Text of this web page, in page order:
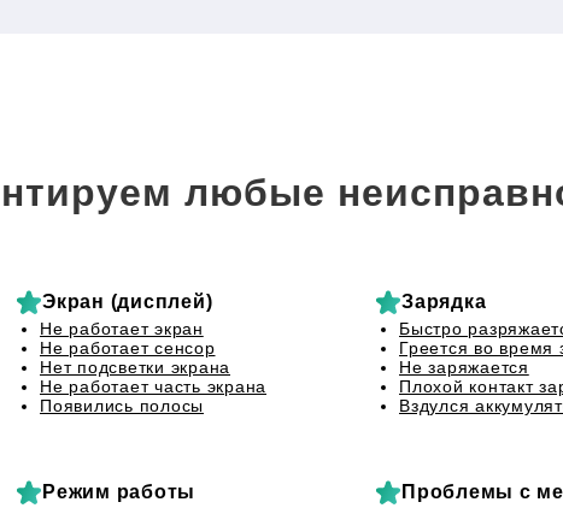
любые
Экран (дисплей)
Не работает экран
Не работает сенсор
Нет подсветки экрана
Не работает часть экрана
Появились полосы
Зарядка
Быстро
Греется во время
Не заряжается
Плохой контакт
Вздулся
Режим работы Проблемы с